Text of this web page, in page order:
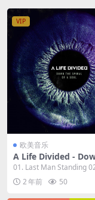
VIP
欧美音乐
A Life Divided -
Spiral Of A Soul
t/44.1Hz] [Hi-Res
B]
01. Last Man Standing
me 03. ...
2 年前 50